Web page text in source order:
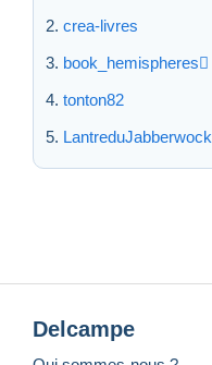
crea-livres
book_hemispheres
tonton82
LantreduJabberwock
Delcampe